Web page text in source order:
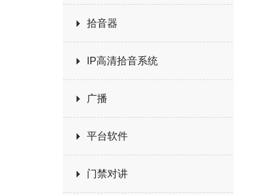
拾音器
IP高清拾音系统
广播
平台软件
门禁对讲